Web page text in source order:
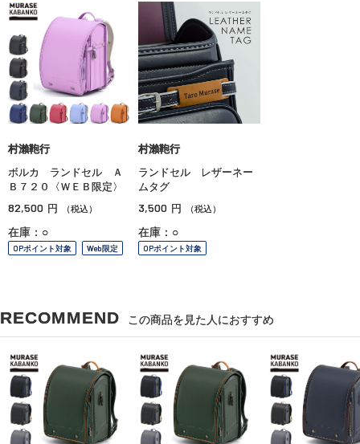
村瀨鞄行
ボルカ ランドセル Ａ
Ｂ７２０〈ＷＥＢ限定〉
82,500 円 （税込）
在庫：○
OPポイント対象 Web限定
村瀨鞄行
ランドセル レザーネー
ムタグ
3,500 円 （税込）
在庫：○
OPポイント対象
RECOMMEND この商品を見た人におすすめ